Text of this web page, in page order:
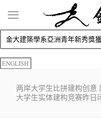
金大建築學系亞洲青年新秀獎
ENGLISH
两岸大学生比拼建构创意
大学生实体建构竞赛昨日